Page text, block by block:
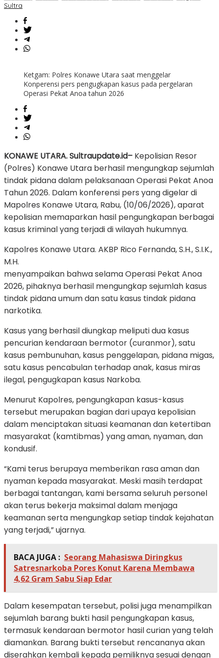
Sultra
Ketgam: Polres Konawe Utara saat menggelar
Konperensi pers pengugkapan kasus pada pergelaran
Operasi Pekat Anoa tahun 2026
KONAWE UTARA. Sultraupdate.id– Kepolisian Resor
(Polres) Konawe Utara berhasil mengungkap sejumlah
tindak pidana dalam pelaksanaan Operasi Pekat Anoa
Tahun 2026. Dalam konferensi pers yang digelar di
Mapolres Konawe Utara, Rabu, (10/06/2026), aparat
kepolisian memaparkan hasil pengungkapan berbagai
kasus kriminal yang terjadi di wilayah hukumnya.
Kapolres Konawe Utara. AKBP Rico Fernanda, S.H., S.I.K.,
M.H.
menyampaikan bahwa selama Operasi Pekat Anoa
2026, pihaknya berhasil mengungkap sejumlah kasus
tindak pidana umum dan satu kasus tindak pidana
narkotika.
Kasus yang berhasil diungkap meliputi dua kasus
pencurian kendaraan bermotor (curanmor), satu
kasus pembunuhan, kasus penggelapan, pidana migas,
satu kasus pencabulan terhadap anak, kasus miras
ilegal, pengugkapan kasus Narkoba.
Menurut Kapolres, pengungkapan kasus-kasus
tersebut merupakan bagian dari upaya kepolisian
dalam menciptakan situasi keamanan dan ketertiban
masyarakat (kamtibmas) yang aman, nyaman, dan
kondusif.
“Kami terus berupaya memberikan rasa aman dan
nyaman kepada masyarakat. Meski masih terdapat
berbagai tantangan, kami bersama seluruh personel
akan terus bekerja maksimal dalam menjaga
keamanan serta mengungkap setiap tindak kejahatan
yang terjadi,” ujarnya.
BACA JUGA : Seorang Mahasiswa Diringkus
Satresnarkoba Pores Konut Karena Membawa
4,62 Gram Sabu Siap Edar
Dalam kesempatan tersebut, polisi juga menampilkan
sejumlah barang bukti hasil pengungkapan kasus,
termasuk kendaraan bermotor hasil curian yang telah
diamankan. Barang bukti tersebut rencananya akan
diserahkan kembali kepada pemiliknya sesuai dengan